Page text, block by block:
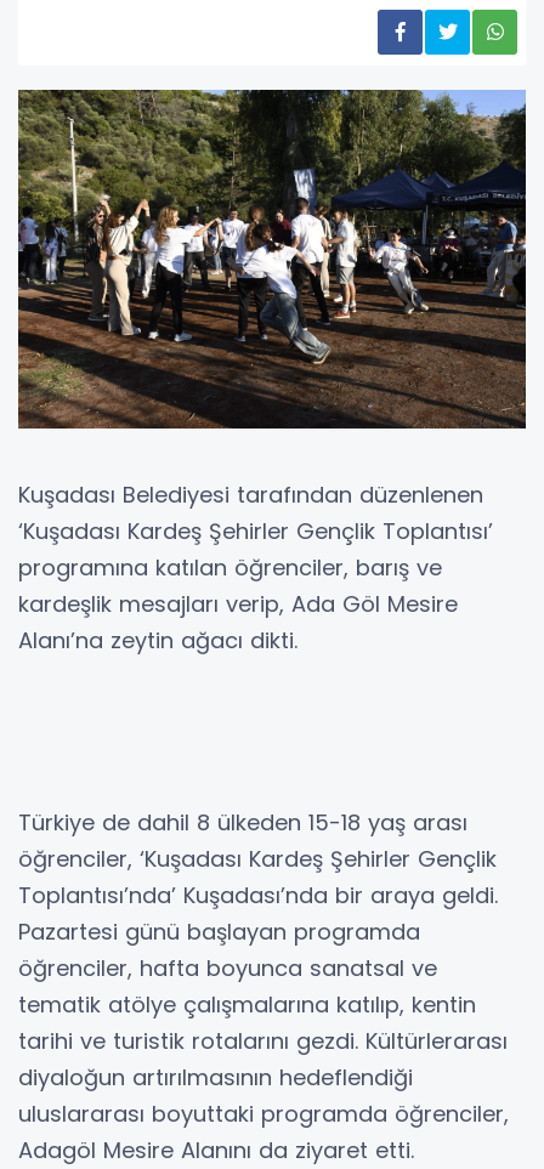
Kuşadası Belediyesi tarafından düzenlenen
‘Kuşadası Kardeş Şehirler Gençlik Toplantısı’
programına katılan öğrenciler, barış ve
kardeşlik mesajları verip, Ada Göl Mesire
Alanı’na zeytin ağacı dikti.
Türkiye de dahil 8 ülkeden 15-18 yaş arası
öğrenciler, ‘Kuşadası Kardeş Şehirler Gençlik
Toplantısı’nda’ Kuşadası’nda bir araya geldi.
Pazartesi günü başlayan programda
öğrenciler, hafta boyunca sanatsal ve
tematik atölye çalışmalarına katılıp, kentin
tarihi ve turistik rotalarını gezdi. Kültürlerarası
diyaloğun artırılmasının hedeflendiği
uluslararası boyuttaki programda öğrenciler,
Adagöl Mesire Alanını da ziyaret etti.